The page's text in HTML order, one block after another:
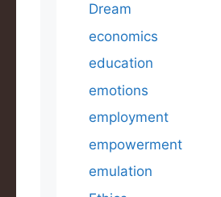
Dream
economics
education
emotions
employment
empowerment
emulation